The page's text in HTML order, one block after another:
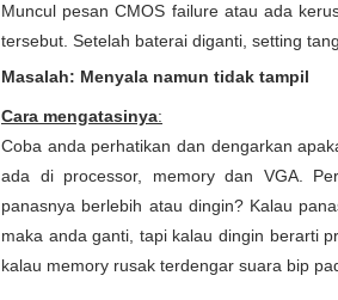
Muncul pesan CMOS failure atau ada
tersebut. Setelah baterai diganti, setting
Masalah: Menyala namun tidak tampil
Cara mengatasinya:
Coba anda perhatikan dan dengarkan
ada di processor, memory dan VGA.
panasnya berlebih atau dingin? Kalau
maka anda ganti, tapi kalau dingin berarti
kalau memory rusak terdengar suara bip